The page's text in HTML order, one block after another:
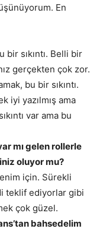
En
sıkıntı. Belli bir
gerçekten çok zor.
bu bir sıkıntı.
iyi yazılmış ama
var ama bu
mı gelen rollerle
oluyor mu?
için. Sürekli
teklif ediyorlar gibi
çok güzel.
bahsedelim